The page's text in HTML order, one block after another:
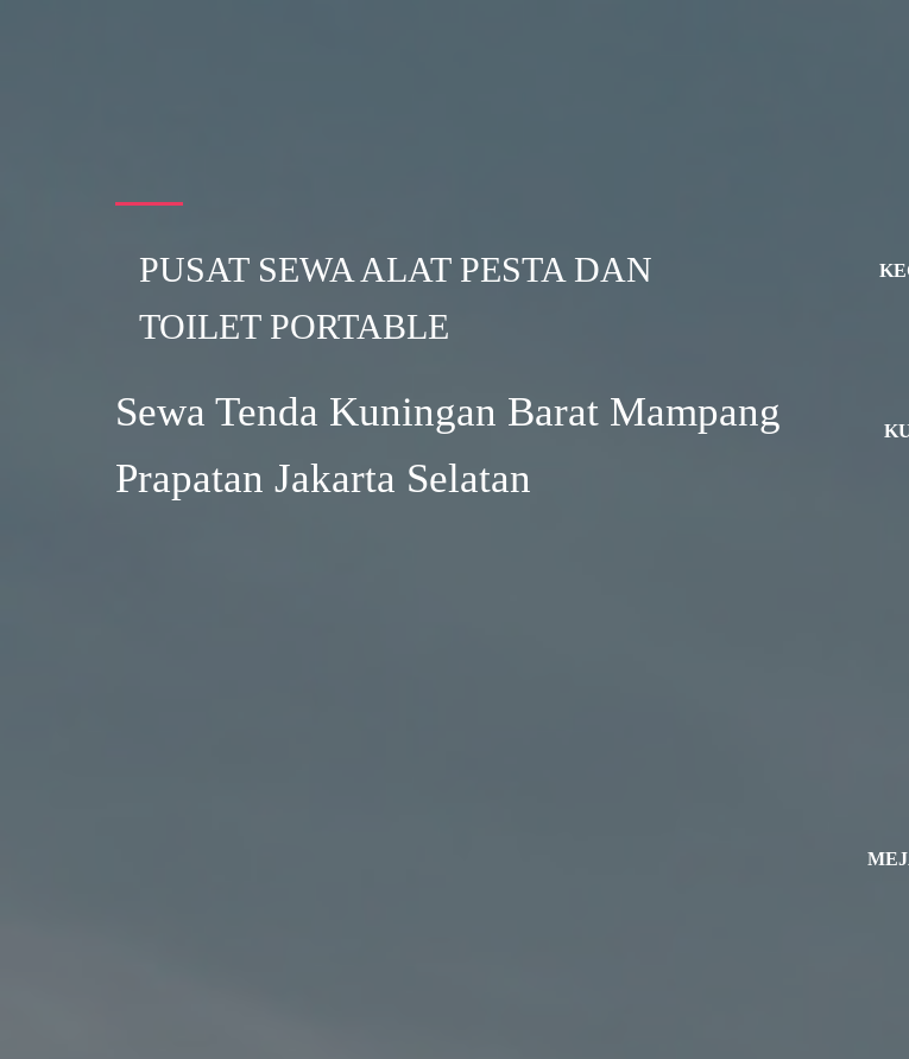
PUSAT SEWA ALAT PESTA DAN
TOILET PORTABLE
Sewa Tenda Kuningan Barat Mampang
Prapatan Jakarta Selatan